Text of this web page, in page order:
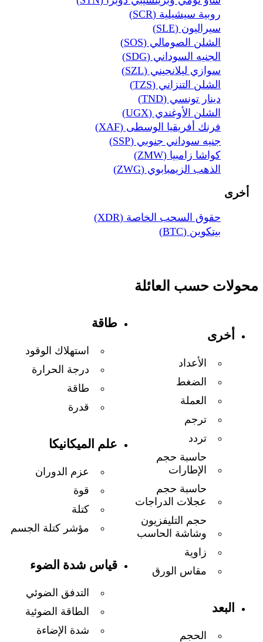
روبية سيشيلية (SCR)
سيراليون (SLE)
الشلن الصومالي (SOS)
الجنيه السوداني (SDG)
سوازي ليلانجيني (SZL)
الشلن التنزاني (TZS)
دينار تونسي (TND)
الشلن الأوغندي (UGX)
فرنك أفريقيا الوسطى (XAF)
جنيه سوداني جنوبي (SSP)
كواشا زامبيا (ZMW)
الذهب الزيمبابوي (ZWG)
أخرى
حقوق السحب الخاصة (XDR)
بيتكوين (BTC)
محولات حسب العائلة
أخرى
الأعداد
الضغط
العملة
ترجم
تردد
حاسبة حجم
الإطارات
حاسبة حجم
عجلات الدراجات
حجم التليفزيون
وشاشة الحاسب
زاوية
مقاس الورق
البعد
الحجم
طاقة
استهلاك الوقود
درجة الحرارة
طاقة
قدرة
علم الميكانيكا
عزم الدوران
قوة
كتلة
مؤشر كتلة الجسم
قياس شدة الضوء
التدفق الضوئي
الطاقة الضوئية
شدة الإضاءة